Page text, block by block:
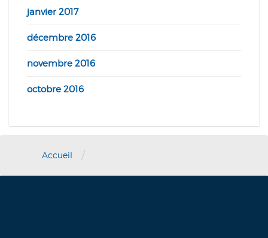
janvier 2017
décembre 2016
novembre 2016
octobre 2016
Accueil /